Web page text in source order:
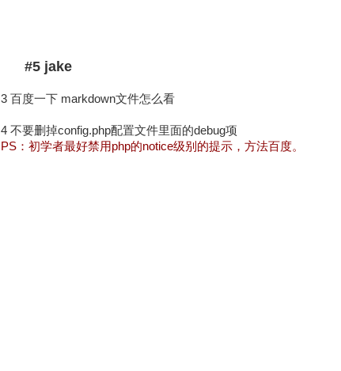
#5 jake
3 百度一下 markdown文件怎么看
4 不要删掉config.php配置文件里面的debug项
PS：初学者最好禁用php的notice级别的提示， 方法百度。